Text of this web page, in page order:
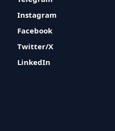
Instagram
Facebook
Twitter/X
LinkedIn